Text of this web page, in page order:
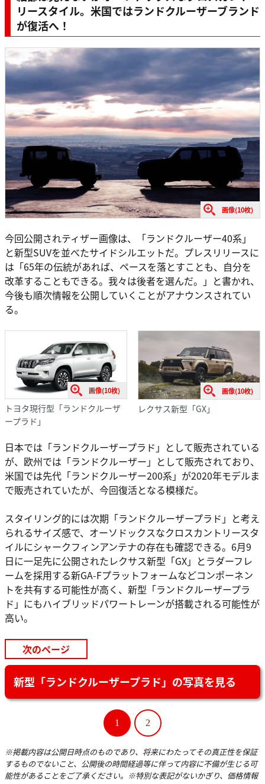
リースタイル。米国ではランドクルーザーブランド
が復活へ！
画像(10枚)
今回公開されティザー画像は、「ランドクルーザー40系」
と新型SUVを並べたサイドシルエットだ。プレスリリースに
は「65年の伝統があれば、ペースを落とすことも、自分を
改革することもできる。我々は後者を選んだ。」と書かれ、
今後も順次情報を公開していくことがアナウンスされてい
る。
画像(10枚)
トヨタ現行型「ランドクルーザ
ープラド」
画像(10枚)
レクサス新型「GX」
日本では「ランドクルーザープラド」として販売されている
が、欧州では「ランドクルーザー」として販売されており、
米国では先代「ランドクルーザー200系」が2020年モデルま
で販売されていたが、今回復活となる模様だ。
スタイリング的には次期「ランドクルーザープラド」と考え
られるサイズ感で、オーソドックスなクロスカントリースタ
イルにシャークフィンアンテナの存在も確認できる。6月9
日に一足先に公開されたレクサス新型「GX」とラダーフレ
ームを採用する新GA-Fプラットフォームなどコンポーネン
トを共有する可能性が高く、新型「ランドクルーザープラ
ド」にもハイブリッドパワートレーンが搭載される可能性が
高い。
次のページ
新型「ランドクルーザープラド」の写真を見る
1 2
※掲載内容は公開日時点のものであり、将来にわたってその真正性を保証
するものでないこと、公開後の時間経過等に伴って内容に不備が生じる可
能性があることをご了承ください。※特別な表記がないかぎり、価格情報